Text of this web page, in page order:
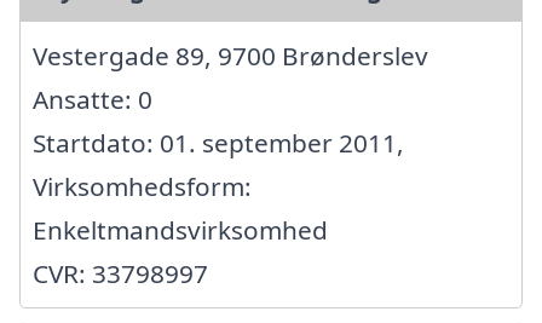
Vestergade 89, 9700 Brønderslev
Ansatte: 0
Startdato: 01. september 2011,
Virksomhedsform:
Enkeltmandsvirksomhed
CVR: 33798997